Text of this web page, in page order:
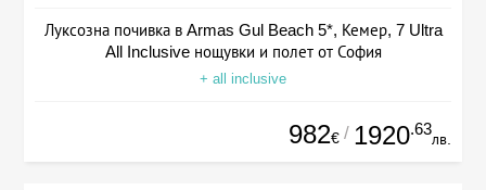
Луксозна почивка в Armas Gul Beach 5*, Кемер, 7 Ultra
All Inclusive нощувки и полет от София
+ all inclusive
982€ / 1920.63
лв.